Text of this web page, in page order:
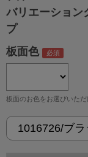
バリエーション
プ
板面色
板面のお色をお選びいただ